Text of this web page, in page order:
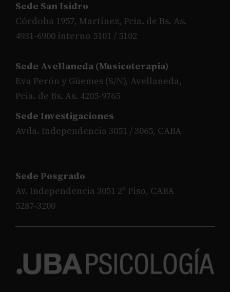
Sede San Isidro
Córdoba 1957, Martínez, Pcia. de Bs. As.
4931-6900 interno 5101 / 5102
Sede Avellaneda (Musicoterapia)
Eva Perón y Güemes (S/N), Avellaneda,
Pcia. de Bs. As. 4205-9765
Sede Investigaciones
Avda. Independencia 3051 / 3065, CABA
Sede Posgrado
Av. Independencia 3051 2° Piso, CABA
5287-3200